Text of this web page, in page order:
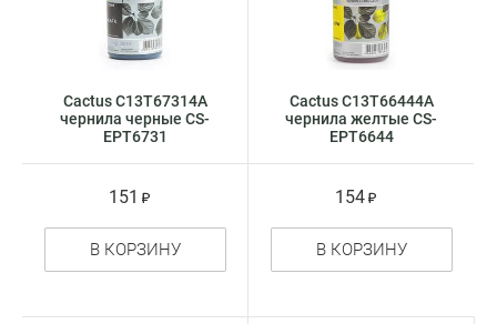
Cactus C13T67314A
чернила черные CS-
EPT6731
151
В КОРЗИНУ
Cactus C13T66444A
чернила желтые CS-
EPT6644
154
В КОРЗИНУ